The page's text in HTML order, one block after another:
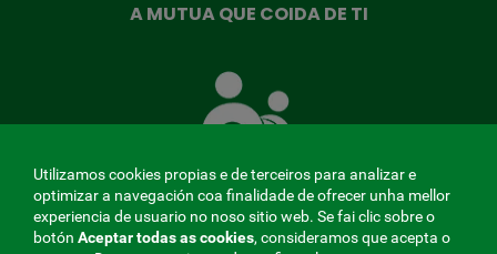
A MUTUA QUE COIDA DE TI
Mutua
que
Utilizamos cookies propias e de terceiros para analizar e
optimizar a navegación coa finalidade de ofrecer unha mellor
experiencia de usuario no noso sitio web. Se fai clic sobre o
botón Aceptar todas as cookies, consideramos que acepta o